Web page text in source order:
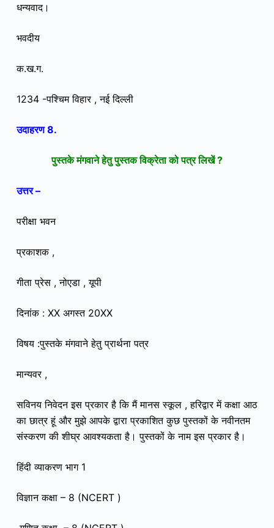
धन्यवाद।
भवदीय
क.ख.ग.
1234 -पश्चिम विहार , नई दिल्ली
उदाहरण 8.
पुस्तके मंगवाने हेतु पुस्तक विक्रेता को पत्र लिखें ?
उत्तर –
परीक्षा भवन
प्रकाशक ,
गीता प्रेस , नोएडा , यूपी
दिनांक : XX अगस्त 20XX
विषय :पुस्तके मंगवाने हेतु प्रार्थना पत्र
मान्यवर ,
सविनय निवेदन इस प्रकार है कि मैं मानस स्कूल , हरिद्वार में कक्षा आठ
का छात्र हूं और मुझे आपके द्वारा प्रकाशित कुछ पुस्तकों के नवीनतम
संस्करण की शीघ्र आवश्यकता है। पुस्तकों के नाम इस प्रकार है।
हिंदी व्याकरण भाग 1
विज्ञान कक्षा – 8 (NCERT )